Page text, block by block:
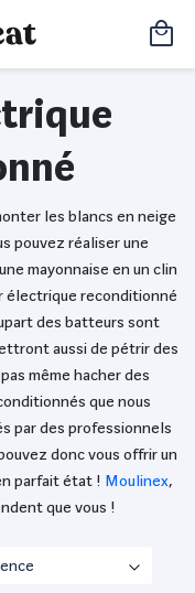
les blancs en neige
pouvez réaliser une
mayonnaise en un clin
électrique reconditionné
des batteurs sont
aussi de pétrir des
même hacher des
que nous
par des professionnels
donc vous offrir un
parfait état ! Moulinex,
que vous !